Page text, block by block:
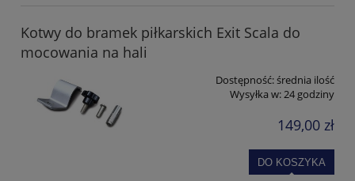
Kotwy do bramek piłkarskich Exit Scala do
mocowania na hali
Dostępność:średnia ilość
Wysyłka w:24 godziny
149,00 zł
DO KOSZYKA